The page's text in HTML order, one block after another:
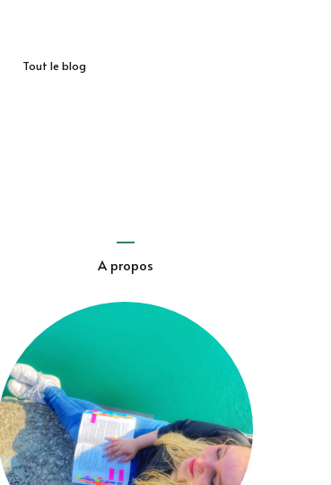
Tout le blog
A propos